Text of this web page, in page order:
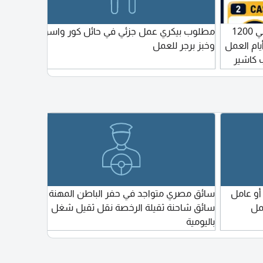
مطلوب عماله في حائل الراتب الأساسي 1200
12 ساعة أيام العمل
كاشير
يجيد اللغة العربية الراتب الأساسي 1300 وبدل
مطلوب بيكري عمل جزئي في حائل كور واسون
وخبز برجر للعمل
عامل
سائق مصري متواجد في حفر الباطن المهنة
سائق شاحنة ثقيلة الرخصة نقل ثقيل شغل
باليومية